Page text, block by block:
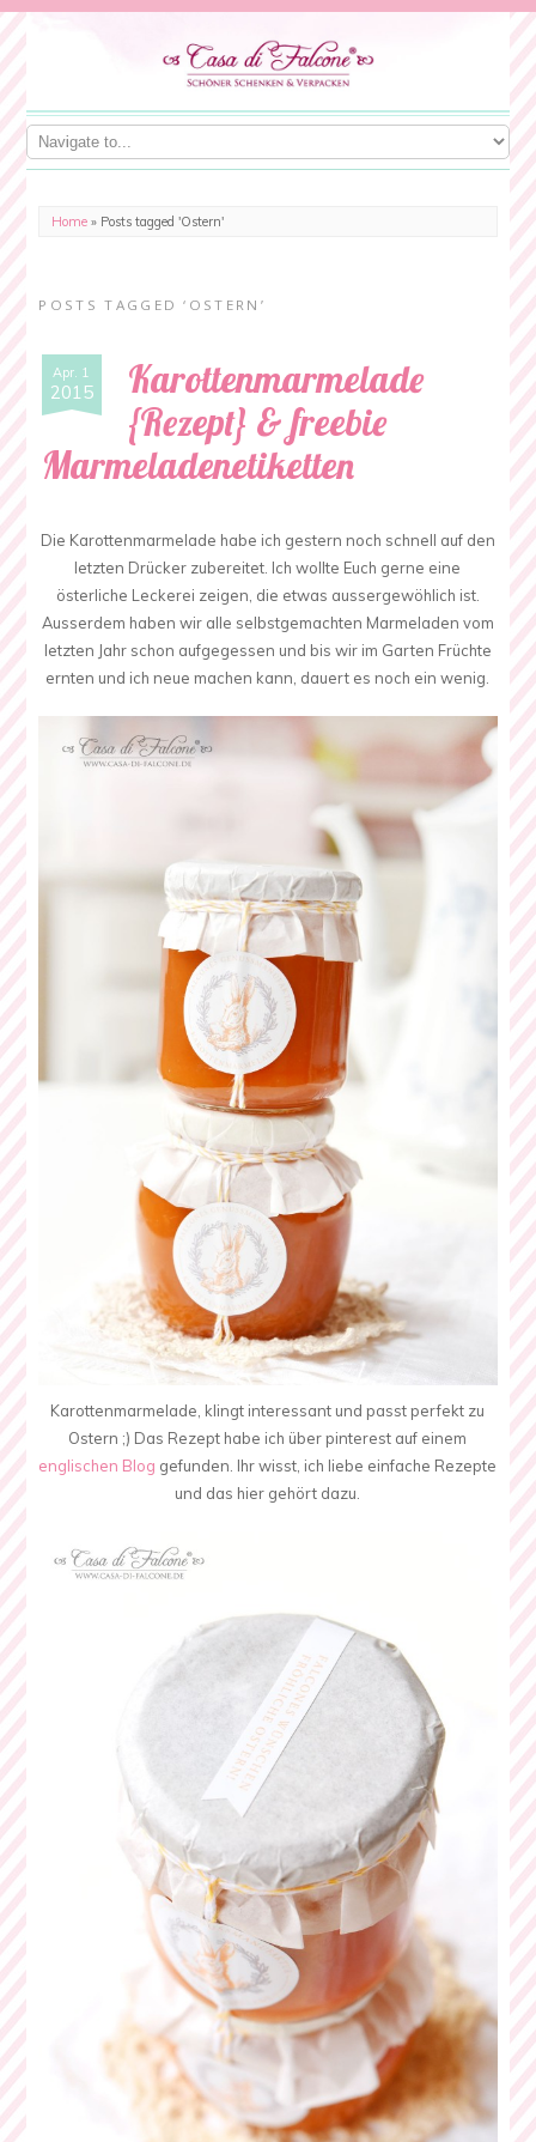
Home » Posts tagged 'Ostern'
POSTS TAGGED ‘OSTERN’
Apr. 1
2015
Karottenmarmelade
{Rezept} & freebie
Marmeladenetiketten
Die Karottenmarmelade habe ich gestern noch schnell auf den
letzten Drücker zubereitet. Ich wollte Euch gerne eine
österliche Leckerei zeigen, die etwas aussergewöhlich ist.
Ausserdem haben wir alle selbstgemachten Marmeladen vom
letzten Jahr schon aufgegessen und bis wir im Garten Früchte
ernten und ich neue machen kann, dauert es noch ein wenig.
Karottenmarmelade, klingt interessant und passt perfekt zu
Ostern ;) Das Rezept habe ich über pinterest auf einem
englischen Blog gefunden. Ihr wisst, ich liebe einfache Rezepte
und das hier gehört dazu.